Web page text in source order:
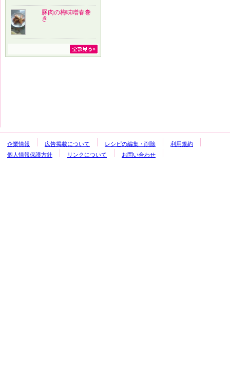
豚肉の梅味噌春巻
き
企業情報 広告掲載について レシピの編集・削除
利用規約
個人情報保護方針
リンクについて お問い合わせ